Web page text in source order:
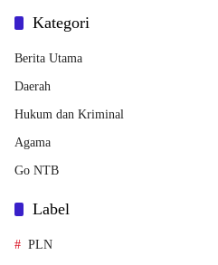
Kategori
Berita Utama
Daerah
Hukum dan Kriminal
Agama
Go NTB
Label
PLN